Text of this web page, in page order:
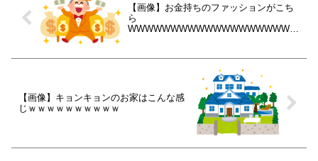
【画像】お金持ちのファッションがこち
ら
WWWWWWWWWWWWWWWWWWWW
【画像】キョンキョンのお家はこんな感
じｗｗｗｗｗｗｗｗｗｗ